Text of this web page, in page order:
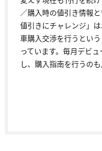
／購入時の値引き情報
値引きにチャレンジ」
車購入交渉を行うとい
っています。毎月デビ
し、購入指南を行うの